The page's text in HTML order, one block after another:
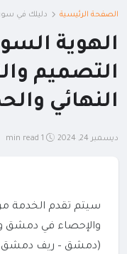
الصفحة الرئيسية دليلك في
الهوية
التصميم
النهائي
ديسمبر 24, 2024 1 min read
سيتم تقدم الخدمة
والإحصاء في دمشق
(دمشق – ريف دمشق